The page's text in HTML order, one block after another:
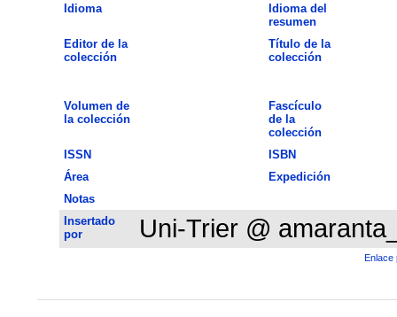
Idioma
Idioma del
resumen
Editor de la
colección
Título de la
colección
Volumen de
la colección
Fascículo
de la
colección
ISSN
ISBN
Área
Expedición
Notas
Insertado
por
Uni-Trier @
Enlace